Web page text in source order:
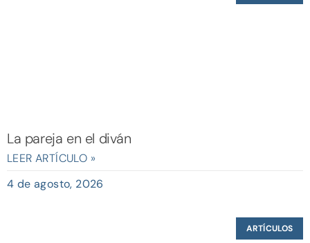
La pareja en el diván
LEER ARTÍCULO »
4 de agosto, 2026
ARTÍCULOS